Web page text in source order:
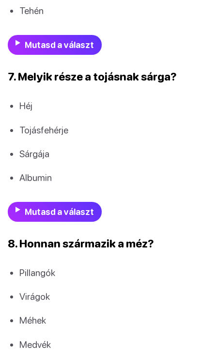
Tehén
Mutasd a választ
7. Melyik része a tojásnak sárga?
Héj
Tojásfehérje
Sárgája
Albumin
Mutasd a választ
8. Honnan származik a méz?
Pillangók
Virágok
Méhek
Medvék